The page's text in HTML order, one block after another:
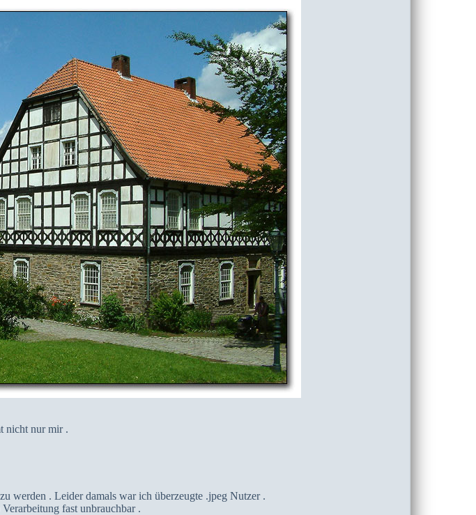
nicht nur mir .
werden . Leider damals war ich überzeugte .jpeg Nutzer .
fast unbrauchbar .